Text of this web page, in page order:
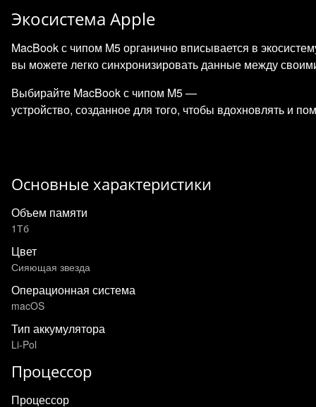
Экосистема Apple
MacBook с чипом M5 органично вписывается в
вы можете легко синхронизировать данные между
Выбирайте MacBook с чипом M5 —
устройство, созданное для того, чтобы вдохновлять и
Основные характеристики
Объем памяти
1Тб
Цвет
Сияющая звезда
Операционная система
macOS
Тип аккумулятора
Li-Pol
Процессор
Процессор